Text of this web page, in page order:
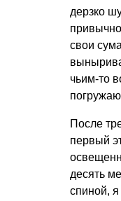
дерзко
свои
чьим-то
После
первый
десять
спиной,